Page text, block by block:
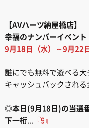
【AVハーツ納屋橋店】
幸福のナンバーイベント
9月18日（水）～9月22
誰にでも無料で遊べる大
キャッシュバックされ
◎本日(9月18日)の当選
下一桁... 『9 』